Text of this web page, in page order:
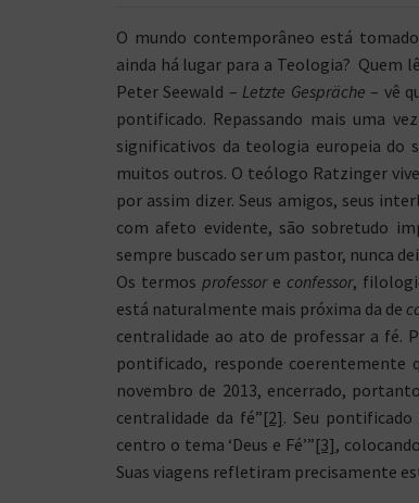
O mundo contemporâneo está
ainda há lugar para a Teologia? Quem
Peter Seewald – Letzte Gespräche – vê
pontificado. Repassando mais uma
significativos da teologia europeia do
muitos outros. O teólogo Ratzinger
por assim dizer. Seus amigos, seus
com afeto evidente, são sobretudo
sempre buscado ser um pastor, nunca
Os termosprofessor e confessor,
está naturalmente mais próxima da de
centralidade ao ato de professar a fé.
pontificado, responde
novembro de 2013, encerrado,
centralidade da fé”[2]. Seu
centro o tema ‘Deus e Fé’”[3],
Suas viagens refletiram precisamente